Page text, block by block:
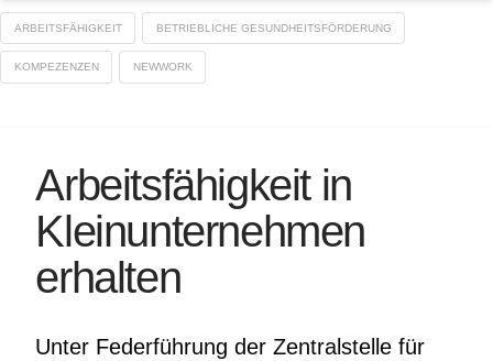
ARBEITSFÄHIGKEIT BETRIEBLICHE GESUNDHEITSFÖRDERUNG
KOMPEZENZEN NEWWORK
Arbeitsfähigkeit in
Kleinunternehmen
erhalten
Unter Federführung der Zentralstelle für